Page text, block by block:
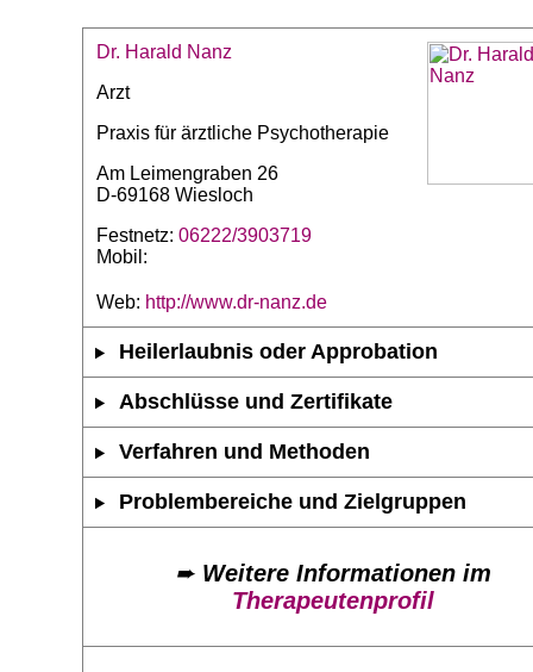
Dr. Harald Nanz
Arzt
Praxis für ärztliche Psychotherapie
Am Leimengraben 26
D-69168 Wiesloch
Festnetz: 06222/3903719
Mobil:
Web: http://www.dr-nanz.de
Heilerlaubnis oder Approbation
Abschlüsse und Zertifikate
Verfahren und Methoden
Problembereiche und Zielgruppen
➨ Weitere Informationen im
Therapeutenprofil